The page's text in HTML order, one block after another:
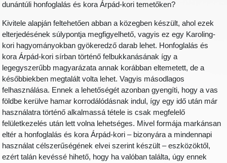
dunántúli honfoglalás és kora Árpád-kori temetőken?
Kivitele alapján feltehetően abban a közegben készült, ahol ezek
elterjedésének súlypontja megfigyelhető, vagyis ez egy Karoling-
kori hagyományokban gyökeredző darab lehet. Honfoglalás és
kora Árpád-kori sírban történő felbukkanásának így a
legegyszerűbb magyarázata annak korábban eltemetett, de a
későbbiekben megtalált volta lehet. Vagyis másodlagos
felhasználása. Ennek a lehetőségét azonban gyengíti, hogy a vas
földbe kerülve hamar korrodálódásnak indul, így egy idő után már
használatra történő alkalmassá tétele is csak megfelelő
felületkezelés után lett volna lehetséges. Mivel formája markánsan
eltér a honfoglalás és kora Árpád-kori – bizonyára a mindennapi
használat célszerűségének elvei szerint készült – eszközöktől,
ezért talán kevéssé hihető, hogy ha valóban találta, úgy ennek